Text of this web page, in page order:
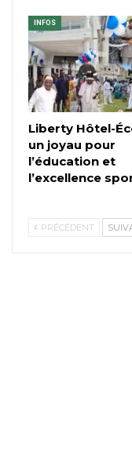
INFOS
Liberty Hôtel-
un joyau pour
l’éducation et
l’excellence
PRÉCÉDENT